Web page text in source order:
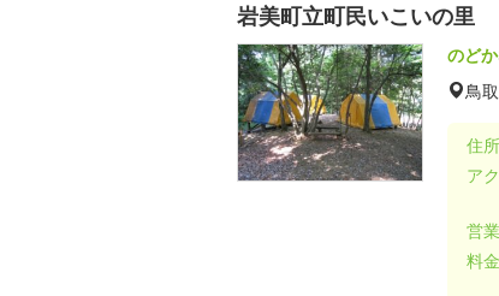
岩美町立町民いこいの里
のど
鳥
住
ア
営
料